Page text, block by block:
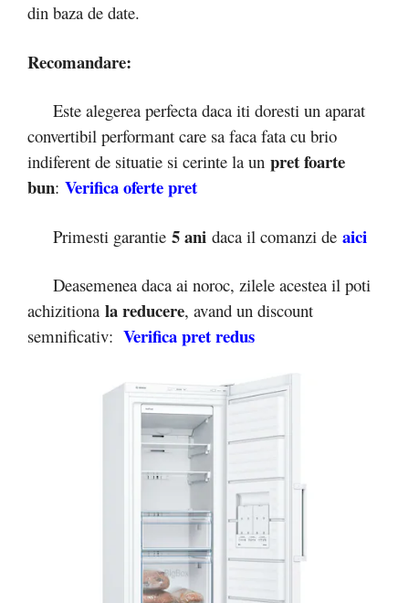
din baza de date.
Recomandare:
Este alegerea perfecta daca iti doresti un aparat
convertibil performant care sa faca fata cu brio
indiferent de situatie si cerinte la un pret foarte
bun: Verifica oferte pret
Primesti garantie 5 ani daca il comanzi de aici
Deasemenea daca ai noroc, zilele acestea il poti
achizitiona la reducere, avand un discount
semnificativ: Verifica pret redus